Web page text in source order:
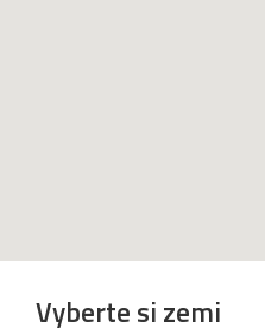
Vyberte si zemi